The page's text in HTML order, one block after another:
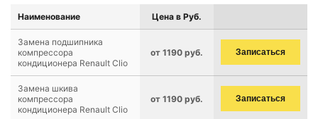
Наименование Цена в Руб.
Замена подшипника
компрессора
кондиционера Renault Clio
от 1190 руб. Записаться
Замена шкива
компрессора
кондиционера Renault Clio
от 1190 руб. Записаться